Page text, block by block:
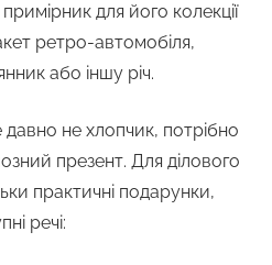
для його колекції
ретро-автомобіля,
або іншу річ.
не хлопчик, потрібно
презент. Для ділового
практичні подарунки,
речі: